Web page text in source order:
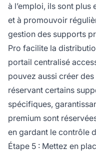
à l’emploi, ils sont
et à promouvoir
gestion des supports
Pro facilite la
portail centralisé
pouvez aussi créer
réservant certains
spécifiques,
premium sont
en gardant le contrôle
Étape 5 : Mettez en